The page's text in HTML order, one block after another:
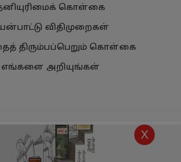
X
கொள்கை
விதிமுறைகள்
திரும்பப்பெறும் கொள்கை
எங்களை அறியுங்கள்
Publications Pvt Ltd 2021.
All Rights
Reserved